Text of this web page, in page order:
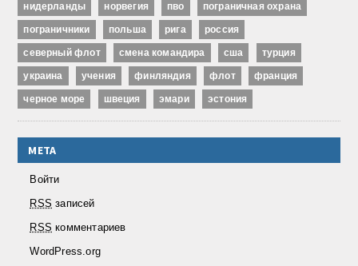
нидерланды норвегия пво пограничная охрана
пограничники польша рига россия
северный флот смена командира сша турция
украина учения финляндия флот франция
черное море швеция эмари эстония
МЕТА
Войти
RSS записей
RSS комментариев
WordPress.org